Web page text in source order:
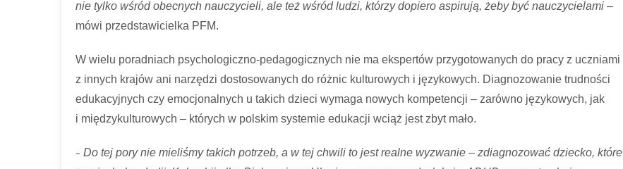
nie tylko wśród obecnych nauczycieli, ale też wśród ludzi, którzy dopiero aspirują, żeby być nauczycielami –
mówi przedstawicielka PFM.
W wielu poradniach psychologiczno-pedagogicznych nie ma ekspertów przygotowanych do pracy z uczniami
z innych krajów ani narzędzi dostosowanych do różnic kulturowych i językowych. Diagnozowanie trudności
edukacyjnych czy emocjonalnych u takich dzieci wymaga nowych kompetencji – zarówno językowych, jak
i międzykulturowych – których w polskim systemie edukacji wciąż jest zbyt mało.
– Do tej pory nie mieliśmy takich potrzeb, a w tej chwili to jest realne wyzwanie – zdiagnozować dziecko, które